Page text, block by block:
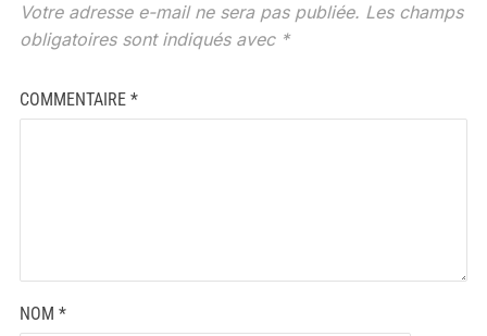
Votre adresse e-mail ne sera pas publiée. Les champs
obligatoires sont indiqués avec *
COMMENTAIRE *
NOM *